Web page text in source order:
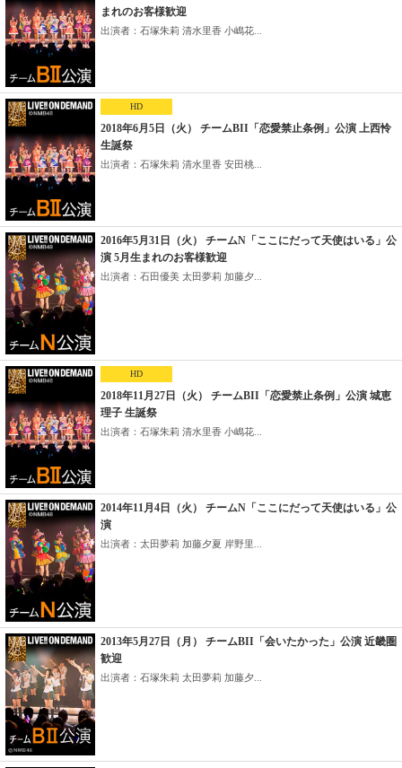
まれのお客様歓迎
出演者：石塚朱莉 清水里香 小嶋花...
HD
2018年6月5日（火） チームBII「恋愛禁止条例」公演 上西怜
生誕祭
出演者：石塚朱莉 清水里香 安田桃...
2016年5月31日（火） チームN「ここにだって天使はいる」公
演 5月生まれのお客様歓迎
出演者：石田優美 太田夢莉 加藤夕...
HD
2018年11月27日（火） チームBII「恋愛禁止条例」公演 城恵
理子 生誕祭
出演者：石塚朱莉 清水里香 小嶋花...
2014年11月4日（火） チームN「ここにだって天使はいる」公
演
出演者：太田夢莉 加藤夕夏 岸野里...
2013年5月27日（月） チームBII「会いたかった」公演 近畿圏
歓迎
出演者：石塚朱莉 太田夢莉 加藤夕...